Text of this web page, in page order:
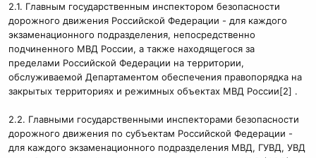
2.1. Главным государственным инспектором безопасности
дорожного движения Российской Федерации - для каждого
экзаменационного подразделения, непосредственно
подчиненного МВД России, а также находящегося за
пределами Российской Федерации на территории,
обслуживаемой Департаментом обеспечения правопорядка на
закрытых территориях и режимных объектах МВД России[2] .
2.2. Главными государственными инспекторами безопасности
дорожного движения по субъектам Российской Федерации -
для каждого экзаменационного подразделения МВД, ГУВД, УВД